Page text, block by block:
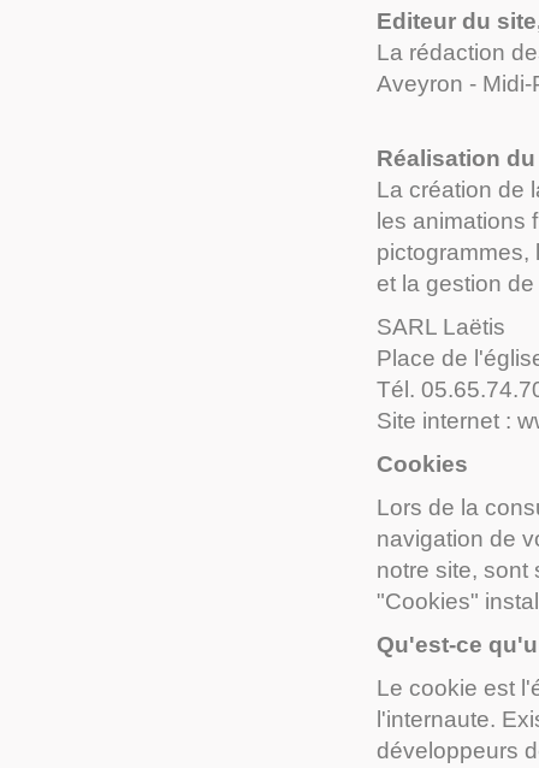
Editeur du
La rédaction
Aveyron -
Réalisation
La création de
les animations
pictogrammes,
et la gestion
SARL Laëtis
Place de
Tél.
Site internet :
Cookies
Lors de la
navigation de
notre site, sont
"Cookies"
Qu'est-ce
Le cookie est
l'internaute.
développeurs